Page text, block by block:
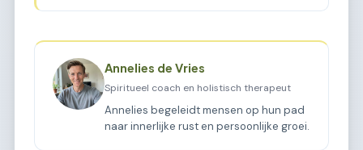
Annelies de Vries
Spiritueel coach en holistisch therapeut
Annelies begeleidt mensen op hun pad
naar innerlijke rust en persoonlijke groei.